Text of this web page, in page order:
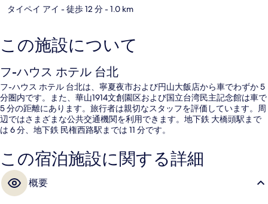
タイペイ アイ - 徒歩 12 分- 1.0 km
この施設について
フ-ハウス ホテル 台北
フ-ハウス ホテル 台北は、寧夏夜市および円山大飯店から車でわずか 5
分圏内です。また、華山1914文創園区および国立台湾民主記念館は車で
5 分の距離にあります。旅行者は親切なスタッフを評価しています。周
辺ではさまざまな公共交通機関を利用できます。地下鉄 大橋頭駅まで
は 6 分、地下鉄 民権西路駅までは 11 分です。
この宿泊施設に関する詳細
概要